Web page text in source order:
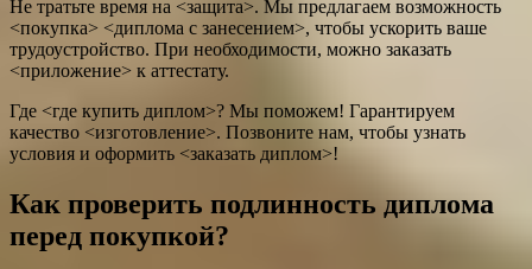
Не тратьте время на <защита>. Мы предлагаем возможность
<покупка> <диплома с занесением>, чтобы ускорить ваше
трудоустройство. При необходимости, можно заказать
<приложение> к аттестату.
Где <где купить диплом>? Мы поможем! Гарантируем
качество <изготовление>. Позвоните нам, чтобы узнать
условия и оформить <заказать диплом>!
Как проверить подлинность диплома
перед покупкой?